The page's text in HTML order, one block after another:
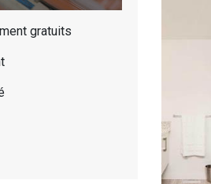
gratuits